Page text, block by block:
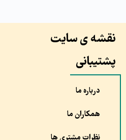
نقشه ی سایت
پشتیبانی
درباره ما
همکاران ما
نظرات مشتری ها